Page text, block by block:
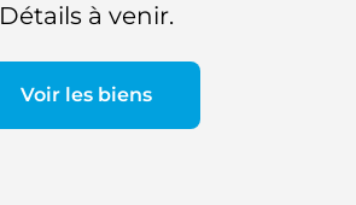
Détails à venir.
Voir les biens